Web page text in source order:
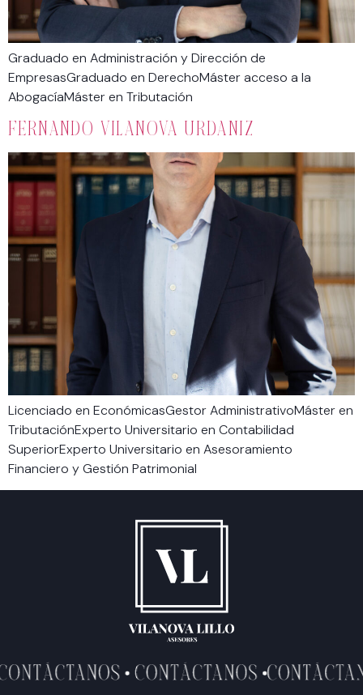
Graduado en Administración y Dirección de
EmpresasGraduado en DerechoMáster acceso a la
AbogacíaMáster en Tributación
FERNANDO VILANOVA URDANIZ
Licenciado en EconómicasGestor AdministrativoMáster en
TributaciónExperto Universitario en Contabilidad
SuperiorExperto Universitario en Asesoramiento
Financiero y Gestión Patrimonial